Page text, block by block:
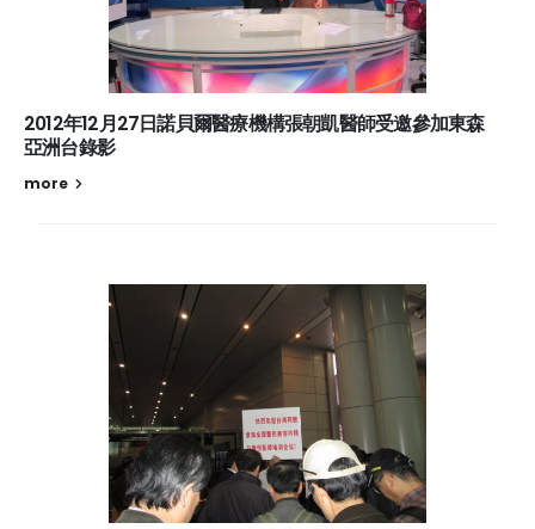
2012年12月27日諾貝爾醫療機構張朝凱醫師受邀參加東森
亞洲台錄影
more